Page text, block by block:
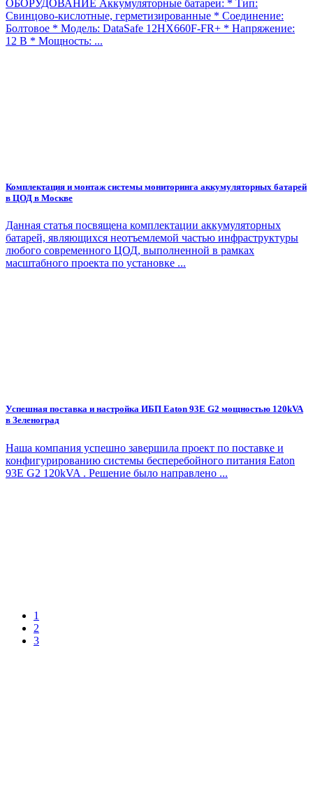
ОБОРУДОВАНИЕ Аккумуляторные батареи: * Тип:
Свинцово-кислотные, герметизированные * Соединение:
Болтовое * Модель: DataSafe 12HX660F-FR+ * Напряжение:
12 В * Мощность: ...
Комплектация и монтаж системы мониторинга аккумуляторных батарей
в ЦОД в Москве
Данная статья посвящена комплектации аккумуляторных
батарей, являющихся неотъемлемой частью инфраструктуры
любого современного ЦОД, выполненной в рамках
масштабного проекта по установке ...
Успешная поставка и настройка ИБП Eaton 93E G2 мощностью 120kVA
в Зеленоград
Наша компания успешно завершила проект по поставке и
конфигурированию системы бесперебойного питания Eaton
93E G2 120kVA . Решение было направлено ...
1
2
3